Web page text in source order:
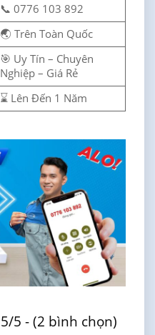
📞 0776 103 892
🌏 Trên Toàn Quốc
🎯 Uy Tín – Chuyên
Nghiệp – Giá Rẻ
⌛ Lên Đến 1 Năm
5/5 - (2 bình chọn)